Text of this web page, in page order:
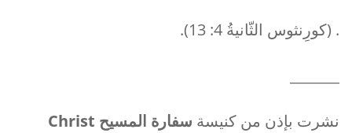
. (كورِنثوس الثّانيةُ 4: 13).
نشرت بإذن من كنيسة سفارة المسيح Christ